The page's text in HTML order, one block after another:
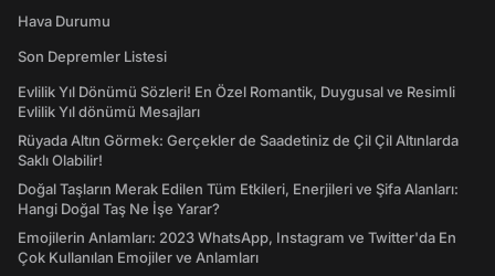
Hava Durumu
Son Depremler Listesi
Evlilik Yıl Dönümü Sözleri! En Özel Romantik, Duygusal ve Resimli
Evlilik Yıl dönümü Mesajları
Rüyada Altın Görmek: Gerçekler de Saadetiniz de Çil Çil Altınlarda
Saklı Olabilir!
Doğal Taşların Merak Edilen Tüm Etkileri, Enerjileri ve Şifa Alanları:
Hangi Doğal Taş Ne İşe Yarar?
Emojilerin Anlamları: 2023 WhatsApp, Instagram ve Twitter'da En
Çok Kullanılan Emojiler ve Anlamları